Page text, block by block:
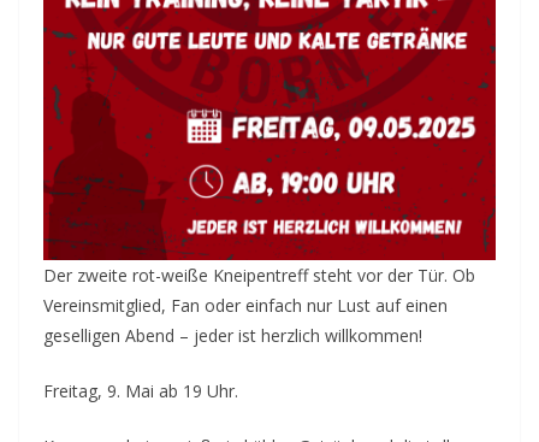
Der zweite rot-weiße Kneipentreff steht vor der Tür. Ob
Vereinsmitglied, Fan oder einfach nur Lust auf einen
geselligen Abend – jeder ist herzlich willkommen!
Freitag, 9. Mai ab 19 Uhr.